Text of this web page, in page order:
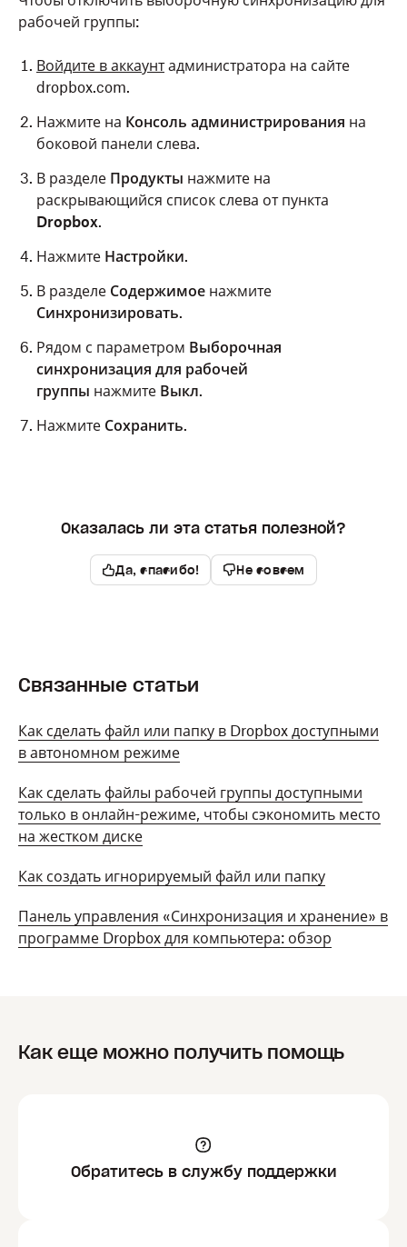
рабочей группы:
Войдите в аккаунтадминистратора на сайте
dropbox.com.
Нажмите на Консоль администрирования на
боковой панели слева.
В разделе Продукты нажмите на
раскрывающийся список слева от пункта
Dropbox.
Нажмите Настройки.
В разделе Содержимое нажмите
Синхронизировать.
Рядом с параметром Выборочная
синхронизация для рабочей
группы нажмите Выкл.
Нажмите Сохранить.
Оказалась ли эта статья полезной?
Да, спасибо! Не совсем
Связанные статьи
Как сделать файл или папку в Dropbox доступными
в автономном режиме
Как сделать файлы рабочей группы доступными
только в онлайн-режиме, чтобы сэкономить место
на жестком диске
Как создать игнорируемый файл или папку
Панель управления «Синхронизация и хранение» в
программе Dropbox для компьютера: обзор
Как еще можно получить помощь
Обратитесь в службу поддержки